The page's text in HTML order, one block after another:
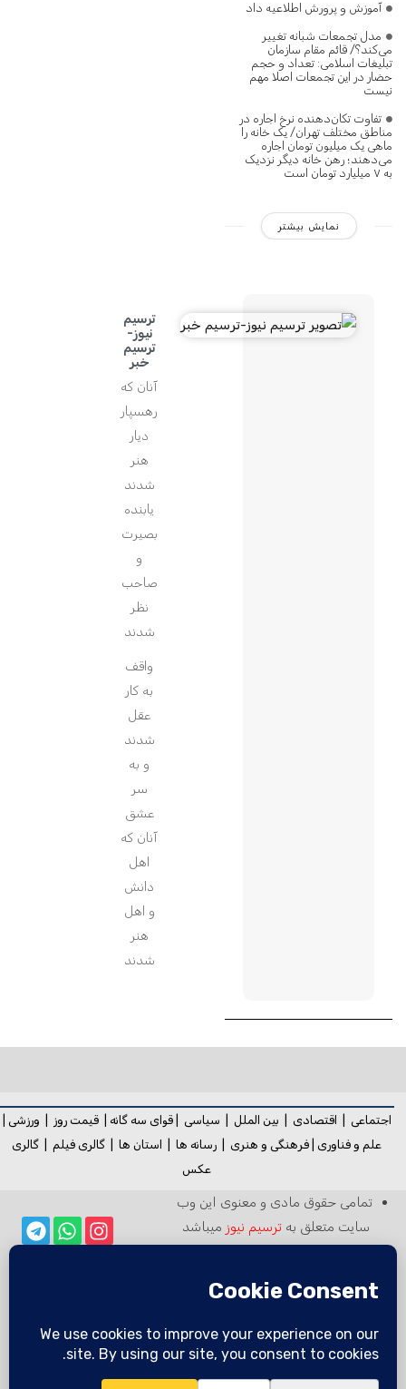
آموزش و پرورش اطلاعیه داد
مدل تجمعات شبانه تغییر
می‌کند؟/ قائم مقام سازمان
تبلیغات اسلامی: تعداد و حجم
حضار در این تجمعات اصلا مهم
نیست
تفاوت تکان‌دهنده نرخ اجاره در
مناطق مختلف تهران/ یک خانه را
ماهی یک میلیون تومان اجاره
می‌دهند؛ رهن خانه دیگر نزدیک
به ۷ میلیارد تومان است
نمایش بیشتر
ترسیم
نیوز-
ترسیم
خبر
آنان که
رهسپار
دیار
هنر
شدند
یابنده
بصیرت
و
صاحب
نظر
شدند
واقف
به کار
عقل
شدند
و به
سر
عشق
آنان که
اهل
دانش
و اهل
هنر
شدند
اجتماعی اقتصادی بین الملل سیاسی |قوای سه گانه |قیمت روز ورزشی
علم و فناوری
فرهنگی و هنری رسانه ها استان ها گالری فیلم
گالری
عکس
تمامی حقوق مادی و معنوی این وب
سایت متعلق به ترسیم نیوز میباشد
خبرگزاری‌ها و روزنامه‌ها بدون ذکر منبع
ترسیم خبر با ترسیم نیوز